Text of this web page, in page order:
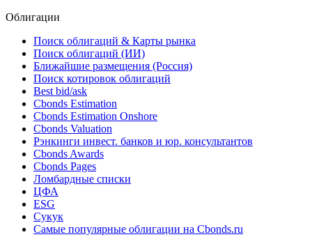
Облигации
Поиск облигаций & Карты рынка
Поиск облигаций (ИИ)
Ближайшие размещения (Россия)
Поиск котировок облигаций
Best bid/ask
Cbonds Estimation
Cbonds Estimation Onshore
Cbonds Valuation
Рэнкинги инвест. банков и юр. консультантов
Cbonds Awards
Cbonds Pages
Ломбардные списки
ЦФА
ESG
Сукук
Самые популярные облигации на Cbonds.ru